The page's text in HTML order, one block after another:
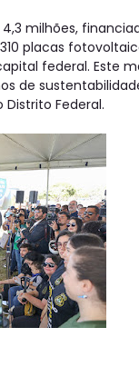
milhões,
placas
federal. Este
de
Federal.